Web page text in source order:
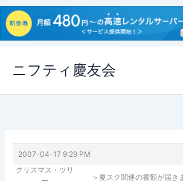
ス
ニフティ慶友会
2007-04-17 9:29 PM
クリスマス・ツリ
＞夏スク関連の書類が届き